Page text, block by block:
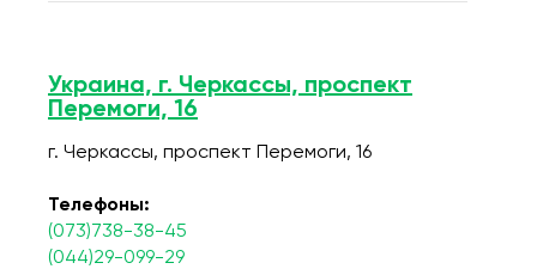
Украина, г. Черкассы, проспект
Перемоги, 16
г. Черкассы, проспект Перемоги, 16
Телефоны:
(073)738-38-45
(044)29-099-29